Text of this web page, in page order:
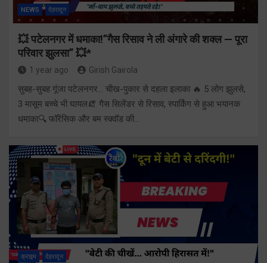
NEWS देहरादून
💥 पटेलनगर में धमाका!”गैस रिसाव ने ली अंगारे की शक्ल — पूरा
परिवार झुलसा” 💥*
1 year ago Girish Gairola
सुबह-सुबह गूंजा पटेलनगर… चीख-पुकार से दहला इलाका 🔥 5 लोग झुलसे,
3 मासूम बच्चे भी घायल🧯 गैस सिलेंडर से रिसाव, स्पार्किंग से हुआ भयानक
धमाका🔍 फॉरेंसिक और बम स्क्वॉड की…
क्राइम देहरादून